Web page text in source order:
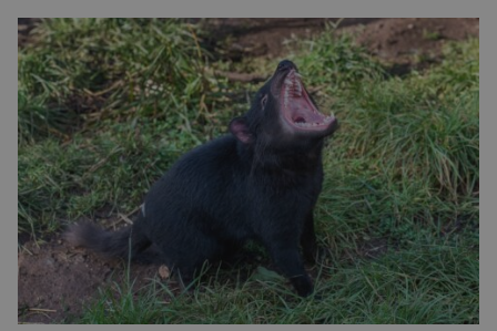
vede k zanedbávání dalších aktivit. Zúčastnilo
se jí 900 dospělých Němců, kteří uvedli, že se v
posledním roce alespoň jednou zapojili do hraní
her, sledování pornografie, sledování sociálních
sítí […]